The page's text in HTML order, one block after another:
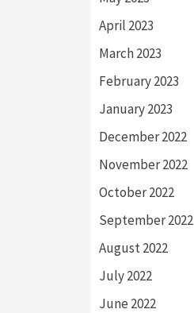
April 2023
March 2023
February 2023
January 2023
December 2022
November 2022
October 2022
September 2022
August 2022
July 2022
June 2022